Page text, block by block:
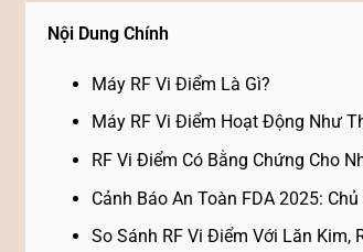
Nội Dung Chính
Máy RF Vi Điểm Là Gì?
Máy RF Vi Điểm Hoạt Động Như
RF Vi Điểm Có Bằng Chứng Cho
Cảnh Báo An Toàn FDA 2025:
So Sánh RF Vi Điểm Với Lăn Kim,